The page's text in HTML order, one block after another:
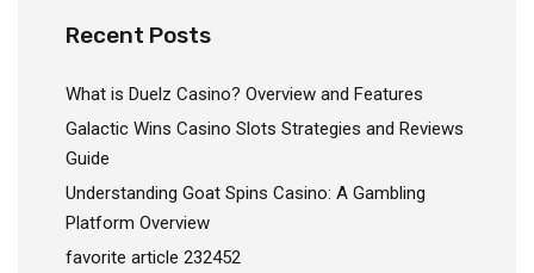
Recent Posts
What is Duelz Casino? Overview and Features
Galactic Wins Casino Slots Strategies and Reviews
Guide
Understanding Goat Spins Casino: A Gambling
Platform Overview
favorite article 232452